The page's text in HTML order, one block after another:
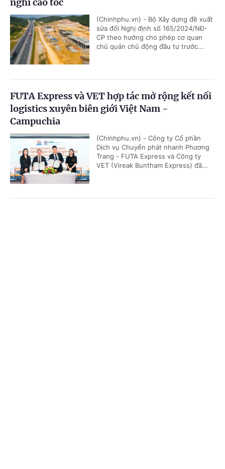
nghỉ cao tốc
(Chinhphu.vn) - Bộ Xây dựng đề xuất
sửa đổi Nghị định số 165/2024/NĐ-
CP theo hướng cho phép cơ quan
chủ quản chủ động đầu tư trước...
FUTA Express và VET hợp tác mở rộng kết nối
logistics xuyên biên giới Việt Nam -
Campuchia
(Chinhphu.vn) - Công ty Cổ phần
Dịch vụ Chuyển phát nhanh Phương
Trang - FUTA Express và Công ty
VET (Vireak Buntham Express) đã...